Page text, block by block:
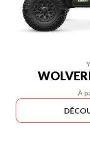
À